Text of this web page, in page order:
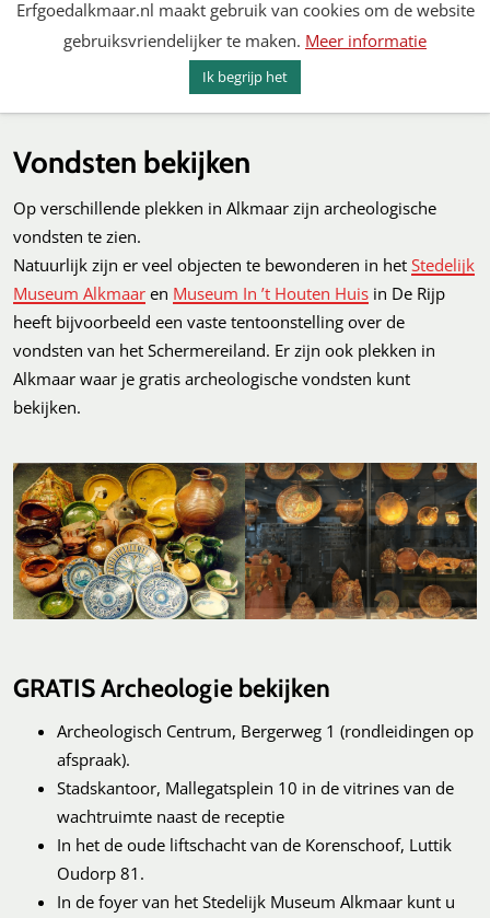
Spring
Erfgoedalkmaar.nl maakt gebruik van cookies om de website
gebruiksvriendelijker te maken. Meer informatie
Ik begrijp het
Vondsten bekijken
Op verschillende plekken in Alkmaar zijn archeologische
vondsten te zien.
Natuurlijk zijn er veel objecten te bewonderen in het Stedelijk
Museum Alkmaar en Museum In ’t Houten Huis in De Rijp
heeft bijvoorbeeld een vaste tentoonstelling over de
vondsten van het Schermereiland. Er zijn ook plekken in
Alkmaar waar je gratis archeologische vondsten kunt
bekijken.
GRATIS Archeologie bekijken
Archeologisch Centrum, Bergerweg 1 (rondleidingen op
afspraak).
Stadskantoor, Mallegatsplein 10 in de vitrines van de
wachtruimte naast de receptie
In het de oude liftschacht van de Korenschoof, Luttik
Oudorp 81.
In de foyer van het Stedelijk Museum Alkmaar kunt u